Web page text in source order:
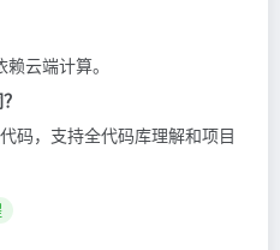
云端计算。
码，支持全代码库理解和项目